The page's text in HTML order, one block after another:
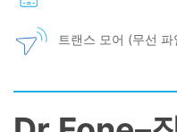
트랜스 모어 (무선 파